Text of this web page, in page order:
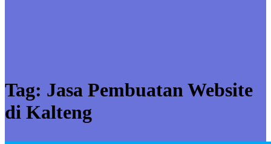
Tag: Jasa Pembuatan Website
di Kalteng